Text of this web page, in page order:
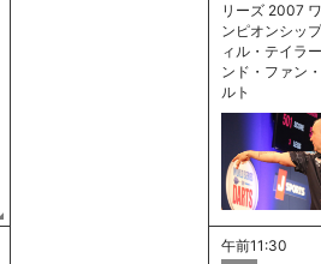
リーズ 2007
ンピオンシッ
ィル・テイラ
ンド・ファン
ルト
午前11:30